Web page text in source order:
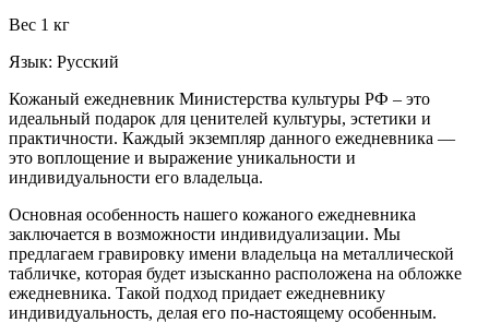
Вес 1 кг
Язык: Русский
Кожаный ежедневник Министерства культуры РФ – это
идеальный подарок для ценителей культуры, эстетики и
практичности. Каждый экземпляр данного ежедневника —
это воплощение и выражение уникальности и
индивидуальности его владельца.
Основная особенность нашего кожаного ежедневника
заключается в возможности индивидуализации. Мы
предлагаем гравировку имени владельца на металлической
табличке, которая будет изысканно расположена на обложке
ежедневника. Такой подход придает ежедневнику
индивидуальность, делая его по-настоящему особенным.